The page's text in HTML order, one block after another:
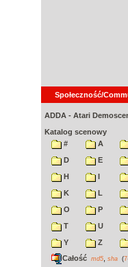
Społeczność/
ADDA - Atari
Katalog scenowy
#
A
D
E
H
I
K
L
O
P
T
U
Y
Z
Całość md5 sha (